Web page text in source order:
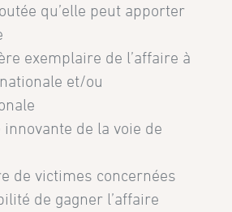
qu’elle peut apporter
exemplaire de l’affaire à
et/ou
de la voie de
de victimes concernées
de gagner l’affaire